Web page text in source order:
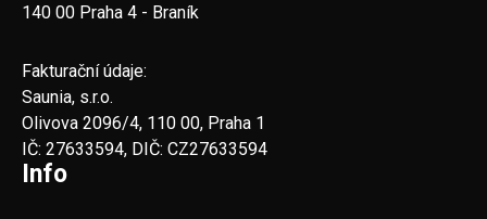
140 00 Praha 4 - Braník
Fakturační údaje:
Saunia, s.r.o.
Olivova 2096/4, 110 00, Praha 1
IČ: 27633594, DIČ: CZ27633594
Info